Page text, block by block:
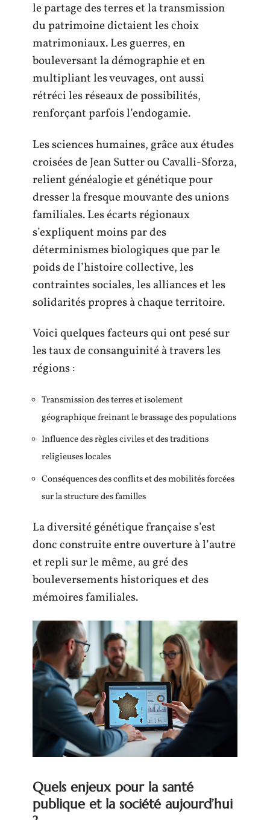
le partage des terres et la transmission
du patrimoine dictaient les choix
matrimoniaux. Les guerres, en
bouleversant la démographie et en
multipliant les veuvages, ont aussi
rétréci les réseaux de possibilités,
renforçant parfois l’endogamie.
Les sciences humaines, grâce aux études
croisées de Jean Sutter ou Cavalli-Sforza,
relient généalogie et génétique pour
dresser la fresque mouvante des unions
familiales. Les écarts régionaux
s’expliquent moins par des
déterminismes biologiques que par le
poids de l’histoire collective, les
contraintes sociales, les alliances et les
solidarités propres à chaque territoire.
Voici quelques facteurs qui ont pesé sur
les taux de consanguinité à travers les
régions :
Transmission des terres et isolement
géographique freinant le brassage des populations
Influence des règles civiles et des traditions
religieuses locales
Conséquences des conflits et des mobilités forcées
sur la structure des familles
La diversité génétique française s’est
donc construite entre ouverture à l’autre
et repli sur le même, au gré des
bouleversements historiques et des
mémoires familiales.
Quels enjeux pour la santé
publique et la société aujourd’hui